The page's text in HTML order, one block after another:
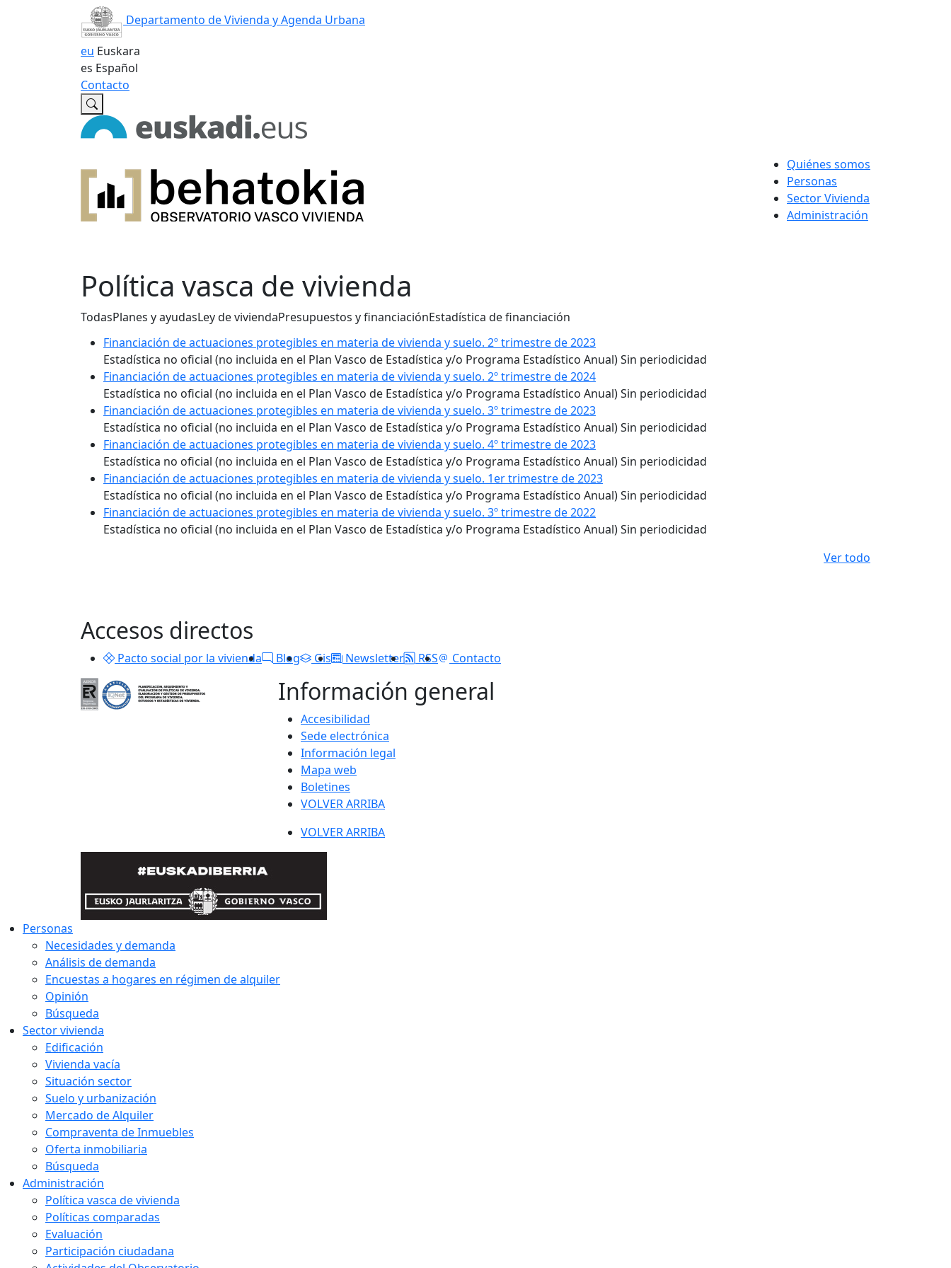
Departamento de Vivienda y Agenda Urbana
eu Euskara
es Español
Contacto
Quiénes somos
Personas
Sector Vivienda
Administración
Política vasca de vivienda
TodasPlanes y ayudasLey de viviendaPresupuestos y financiaciónEstadística de financiación
Financiación de actuaciones protegibles en materia de vivienda y suelo. 2º trimestre de 2023
Estadística no oficial (no incluida en el Plan Vasco de Estadística y/o Programa Estadístico Anual) Sin periodicidad
Financiación de actuaciones protegibles en materia de vivienda y suelo. 2º trimestre de 2024
Estadística no oficial (no incluida en el Plan Vasco de Estadística y/o Programa Estadístico Anual) Sin periodicidad
Financiación de actuaciones protegibles en materia de vivienda y suelo. 3º trimestre de 2023
Estadística no oficial (no incluida en el Plan Vasco de Estadística y/o Programa Estadístico Anual) Sin periodicidad
Financiación de actuaciones protegibles en materia de vivienda y suelo. 4º trimestre de 2023
Estadística no oficial (no incluida en el Plan Vasco de Estadística y/o Programa Estadístico Anual) Sin periodicidad
Financiación de actuaciones protegibles en materia de vivienda y suelo. 1er trimestre de 2023
Estadística no oficial (no incluida en el Plan Vasco de Estadística y/o Programa Estadístico Anual) Sin periodicidad
Financiación de actuaciones protegibles en materia de vivienda y suelo. 3º trimestre de 2022
Estadística no oficial (no incluida en el Plan Vasco de Estadística y/o Programa Estadístico Anual) Sin periodicidad
Ver todo
Accesos directos
Pacto social por la vivienda Blog Gis Newsletter RSS Contacto
Información general
Accesibilidad
Sede electrónica
Información legal
Mapa web
Boletines
VOLVER ARRIBA
VOLVER ARRIBA
Personas
Necesidades y demanda
Análisis de demanda
Encuestas a hogares en régimen de alquiler
Opinión
Búsqueda
Sector vivienda
Edificación
Vivienda vacía
Situación sector
Suelo y urbanización
Mercado de Alquiler
Compraventa de Inmuebles
Oferta inmobiliaria
Búsqueda
Administración
Política vasca de vivienda
Políticas comparadas
Evaluación
Participación ciudadana